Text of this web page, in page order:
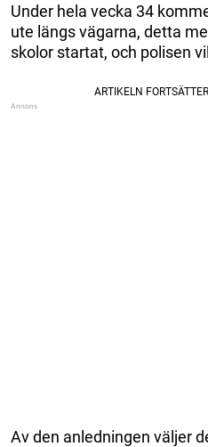
Under hela vecka 34
ute längs vägarna, detta
skolor startat, och polisen
Av den anledningen väljer